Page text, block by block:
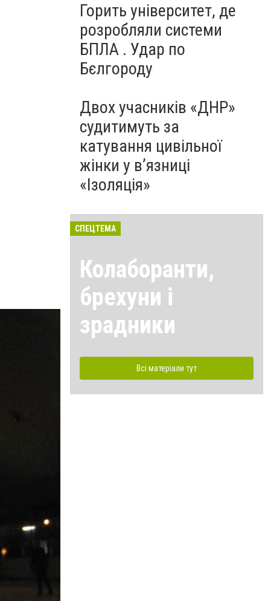
Горить університет, де
розробляли системи
БПЛА . Удар по
Бєлгороду
Двох учасників «ДНР»
судитимуть за
катування цивільної
жінки у в’язниці
«Ізоляція»
СПЕЦТЕМА
Колаборанти,
брехуни і
зрадники
Всі матеріали тут